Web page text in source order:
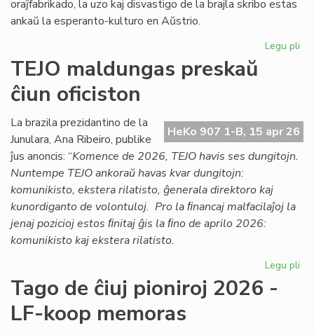
oraĵfabrikado, la uzo kaj disvastigo de la brajla skribo estas
ankaŭ la esperanto-kulturo en Aŭstrio.
Legu pli
TEJO maldungas preskaŭ
ĉiun oficiston
HeKo 907 1-B, 15 apr 26
La brazila prezidantino de la
Junulara, Ana Ribeiro, publike
ĵus anoncis: “Komence de 2026, TEJO havis ses dungitojn.
Nuntempe TEJO ankoraŭ havas kvar dungitojn:
komunikisto, ekstera rilatisto, ĝenerala direktoro kaj
kunordiganto de volontuloj. Pro la ﬁnancaj malfacilaĵoj la
jenaj pozicioj estos ﬁnitaj ĝis la ﬁno de aprilo 2026:
komunikisto kaj ekstera rilatisto.
Legu pli
Tago de ĉiuj pioniroj 2026 -
LF-koop memoras